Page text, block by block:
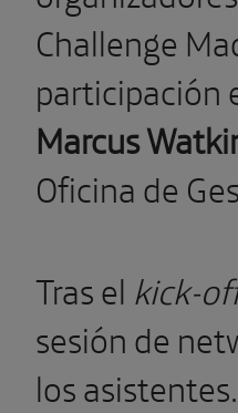
Challenge
participación
Marcus
Oficina de
Tras el kick-
sesión de
los asistentes.